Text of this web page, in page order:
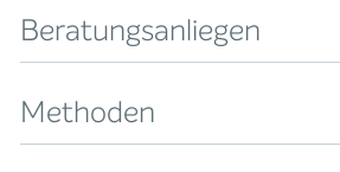
Beratungsanliegen
Methoden